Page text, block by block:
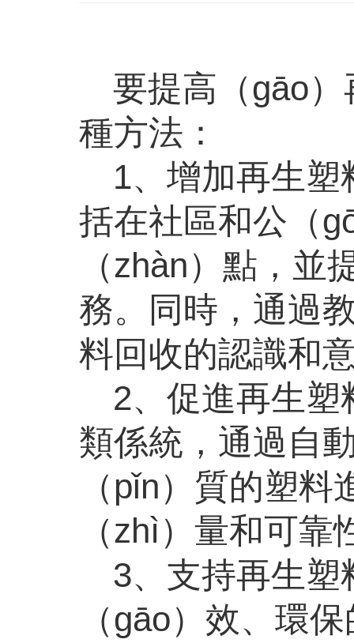
要提高（gāo
種方法：
1、增加再生
括在社區和公（
（zhàn）點，
務。同時，通過
料回收的認識和
2、促進再生
類係統，通過自
（pǐn）質的塑
（zhì）量和可
3、支持再生
（gāo）效、環